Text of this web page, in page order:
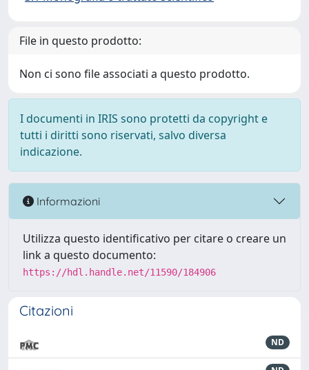
File in questo prodotto:
Non ci sono file associati a questo prodotto.
I documenti in IRIS sono protetti da copyright e
tutti i diritti sono riservati, salvo diversa
indicazione.
Informazioni
Utilizza questo identificativo per citare o creare un
link a questo documento:
https://hdl.handle.net/11590/184906
Citazioni
ND